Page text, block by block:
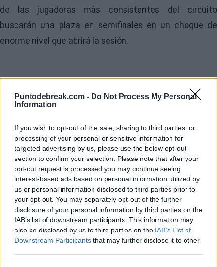
Puntodebreak.com - Do Not Process My Personal
Information
If you wish to opt-out of the sale, sharing to third parties, or
processing of your personal or sensitive information for
targeted advertising by us, please use the below opt-out
section to confirm your selection. Please note that after your
opt-out request is processed you may continue seeing
interest-based ads based on personal information utilized by
us or personal information disclosed to third parties prior to
your opt-out. You may separately opt-out of the further
disclosure of your personal information by third parties on the
IAB’s list of downstream participants. This information may
also be disclosed by us to third parties on the IAB’s List of
Downstream Participants that may further disclose it to other
de las jugadoras más consistentes del circuito
buscarán una plaza en semifinales en un choque de
enorme nivel que abrirá la sesión.
A continuación llegará uno de los partidos más
esperados del torneo.Novak Djokovicse medirá aFélix